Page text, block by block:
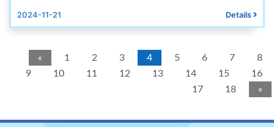
2024-11-21 Details
« 1 2 3 4 5 6 7
8
9
10 11 12 13 14 15
16
17
18 »